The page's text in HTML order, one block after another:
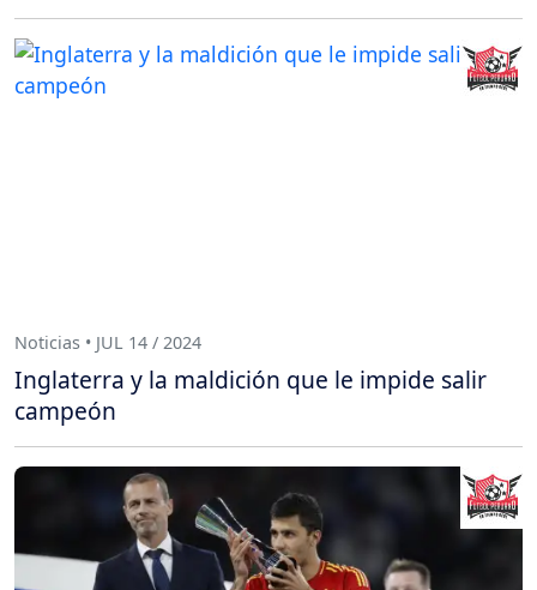
Noticias • JUL 14 / 2024
Inglaterra y la maldición que le impide salir
campeón